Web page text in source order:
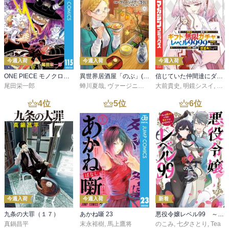
今週入荷
ONE PIECE モノクロ版 115
尾田栄一郎
今週入荷
異世界居酒屋「のぶ」(22)
蝉川夏哉, ヴァージニア二等兵 ,転
今週入荷
信じていた仲間達にダンジョン奥地で殺されかけたがギフト『無限ガチャ』でレベル９９９９の仲間達を手に入れて元パーティーメンバーと世界に復讐＆『ざまぁ！』します！（２３）
大前貴史 , 明鏡シスイ , ｔ
4位
今週入荷
九条の大罪（１７）
真鍋昌平
5位
今週入荷
あかね噺 23
末永裕樹 馬上鷹将
6位
新着
のこみ 七夕さとり Tea